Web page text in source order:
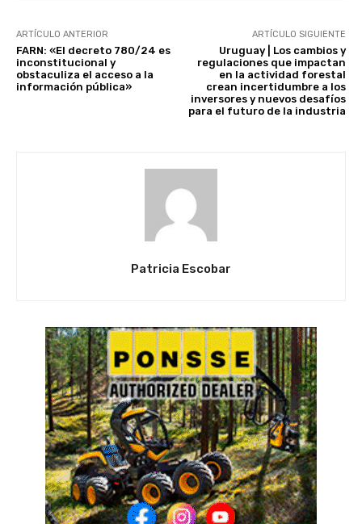
ARTÍCULO ANTERIOR
FARN: «El decreto 780/24 es
inconstitucional y
obstaculiza el acceso a la
información pública»
ARTÍCULO SIGUIENTE
Uruguay | Los cambios y
regulaciones que impactan
en la actividad forestal
crean incertidumbre a los
inversores y nuevos desafíos
para el futuro de la industria
Patricia Escobar